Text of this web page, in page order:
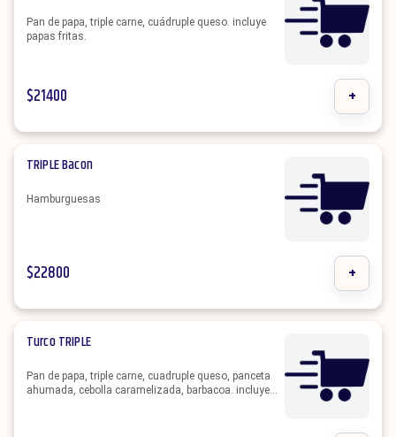
Pan de papa, triple carne, cuádruple queso. incluye
papas fritas.
$21400 +
TRIPLE Bacon
Hamburguesas
$22800 +
Turco TRIPLE
Pan de papa, triple carne, cuadruple queso, panceta
ahumada, cebolla caramelizada, barbacoa. incluye